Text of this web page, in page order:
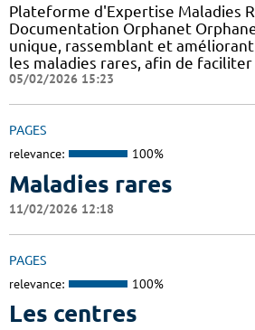
Plateforme d'Expertise Maladies
Documentation Orphanet
unique, rassemblant et
les maladies rares, afin de
05/02/2026 15:23
PAGES
relevance: 100%
Maladies rares
11/02/2026 12:18
PAGES
relevance: 100%
Les centres